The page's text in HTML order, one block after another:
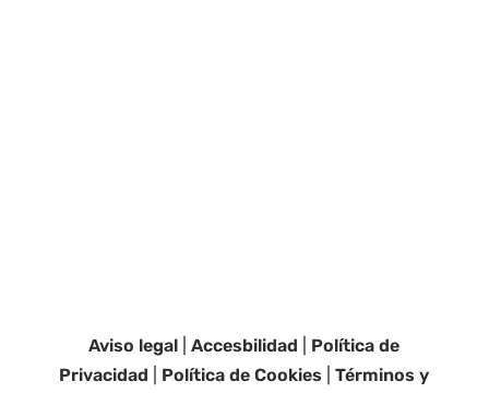
Aviso legal |Accesbilidad
Política de
Privacidad
Política de Cookies |Términos y